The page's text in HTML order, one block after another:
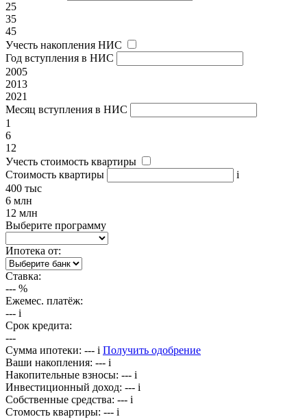
25
35
45
Учесть накопления НИС
Год вступления в НИС
2005
2013
2021
Месяц вступления в НИС
1
6
12
Учесть стоимость квартиры
Стоимость квартиры
i
400 тыс
6 млн
12 млн
Выберите программу
Ипотека от:
Ставка:
--- %
Ежемес. платёж:
--- i
Срок кредита:
---
Сумма ипотеки: --- i Получить одобрение
Ваши накопления: --- i
Накопительные взносы: --- i
Инвестиционный доход: --- i
Собственные средства: --- i
Стомость квартиры: --- i